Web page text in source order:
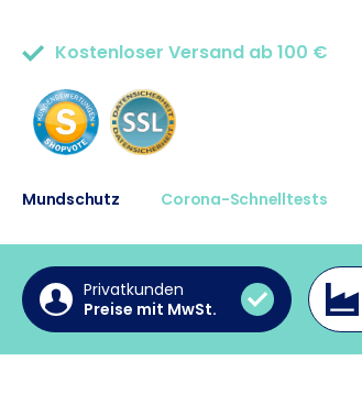
Kostenloser Versand ab 100 €
50.000+ zufriedene Kunden
Mundschutz Corona-Schnelltests
Privatkunden
Preise mit MwSt.